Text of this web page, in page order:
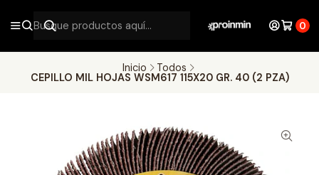
0
Inicio
Todos
CEPILLO MIL HOJAS WSM617 115X20 GR. 40 (2 PZA)